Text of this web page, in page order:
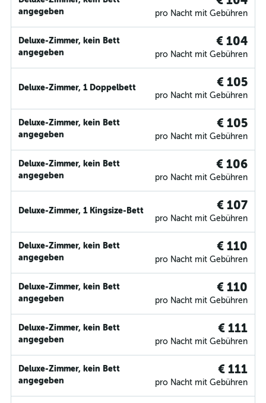
angegeben
pro Nacht mit Gebühren
Deluxe-Zimmer, kein Bett
angegeben
€ 104
pro Nacht mit Gebühren
Deluxe-Zimmer, 1 Doppelbett € 105
pro Nacht mit Gebühren
Deluxe-Zimmer, kein Bett
angegeben
€ 105
pro Nacht mit Gebühren
Deluxe-Zimmer, kein Bett
angegeben
€ 106
pro Nacht mit Gebühren
Deluxe-Zimmer, 1 Kingsize-Bett € 107
pro Nacht mit Gebühren
Deluxe-Zimmer, kein Bett
angegeben
€ 110
pro Nacht mit Gebühren
Deluxe-Zimmer, kein Bett
angegeben
€ 110
pro Nacht mit Gebühren
Deluxe-Zimmer, kein Bett
angegeben
€ 111
pro Nacht mit Gebühren
Deluxe-Zimmer, kein Bett
angegeben
€ 111
pro Nacht mit Gebühren